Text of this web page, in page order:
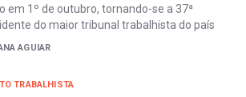
em 1º de outubro, tornando-se a 37ª
do maior tribunal trabalhista do país
AGUIAR
TRABALHISTA